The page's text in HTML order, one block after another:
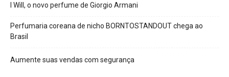
I Will, o novo perfume de Giorgio Armani
Perfumaria coreana de nicho BORNTOSTANDOUT chega ao
Brasil
Aumente suas vendas com segurança